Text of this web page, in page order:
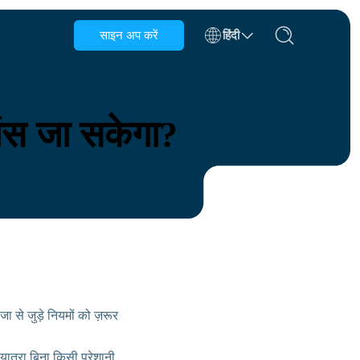
साइन अप करें हिंदी
चिली
डेनमार्क
जा सकेगा?
से जुड़े नियमों को ज़रूर
बिना किसी परेशानी